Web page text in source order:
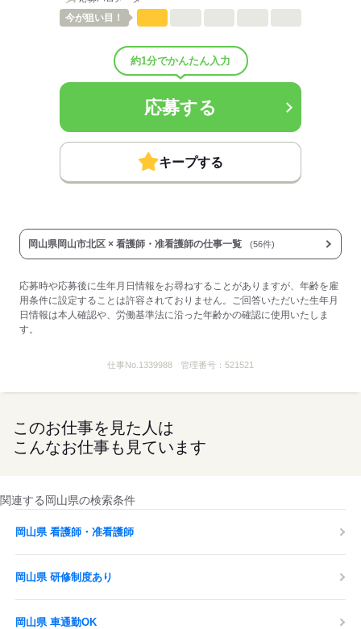
■退職金制度：有（勤続3年以上）
■退職金制度備考：
地域手当7,149円～8,652円
■受動喫煙防止措置：
敷地内禁煙
応募する
今が狙い目！
約1分でかんたん入力
応募する
キープする
岡山県岡山市北区 × 看護師・准看護師の仕事一覧 (56件)
応募時や応募後に生年月日情報をお尋ねすることがありますが、年齢を雇
用条件に設定することは許容されておりません。ご回答いただいた生年月
日情報は本人確認や、労働基準法に沿った年齢かの確認に使用いたしま
す。
仕事No. 1339988 管理番号： 521521
このお仕事を見た人は
こんなお仕事も見ています
関連する岡山県の検索条件
岡山県 看護師・准看護師
岡山県 研修制度あり
岡山県 車通勤OK